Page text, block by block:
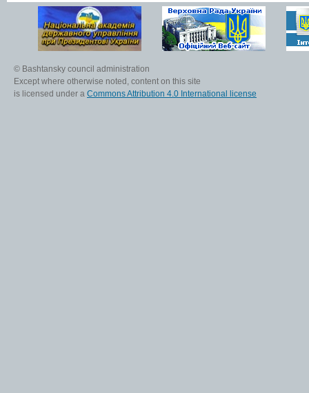
© Bashtansky council administration
Except where otherwise noted, content on this site
is licensed under a Commons Attribution 4.0 International license